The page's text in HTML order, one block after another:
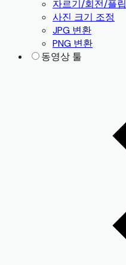
자르기/회전/플립
사진 크기 조정
JPG 변환
PNG 변환
동영상 툴